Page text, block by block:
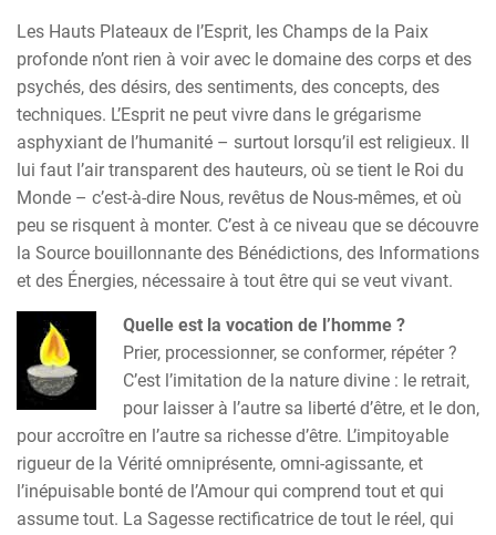
Les Hauts Plateaux de l’Esprit, les Champs de la Paix
profonde n’ont rien à voir avec le domaine des corps et des
psychés, des désirs, des sentiments, des concepts, des
techniques. L’Esprit ne peut vivre dans le grégarisme
asphyxiant de l’humanité – surtout lorsqu’il est religieux. Il
lui faut l’air transparent des hauteurs, où se tient le Roi du
Monde – c’est-à-dire Nous, revêtus de Nous-mêmes, et où
peu se risquent à monter. C’est à ce niveau que se découvre
la Source bouillonnante des Bénédictions, des Informations
et des Énergies, nécessaire à tout être qui se veut vivant.
Quelle est la vocation de l’homme ?
Prier, processionner, se conformer, répéter ?
C’est l’imitation de la nature divine : le retrait,
pour laisser à l’autre sa liberté d’être, et le don,
pour accroître en l’autre sa richesse d’être. L’impitoyable
rigueur de la Vérité omniprésente, omni-agissante, et
l’inépuisable bonté de l’Amour qui comprend tout et qui
assume tout. La Sagesse rectificatrice de tout le réel, qui